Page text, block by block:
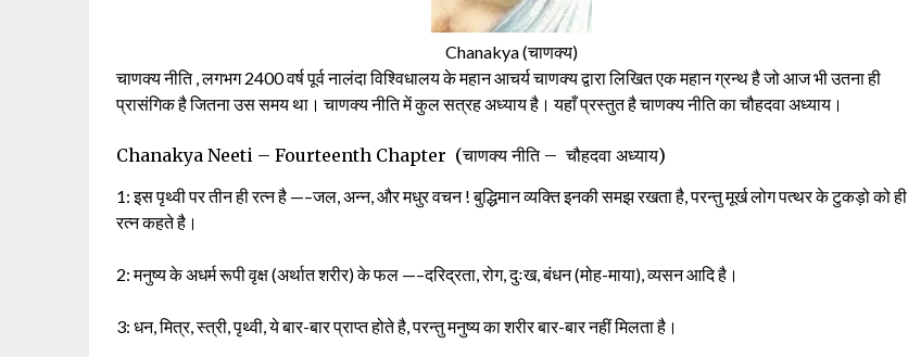
Chanakya (चाणक्य)
चाणक्य नीति , लगभग 2400 वर्ष पूर्व नालंदा विश्विधालय के महान आचर्य चाणक्य द्वारा लिखित एक महान ग्रन्थ है जो आज भी उतना ही
प्रासंगिक है जितना उस समय था। चाणक्य नीति में कुल सत्रह अध्याय है। यहाँ प्रस्तुत है चाणक्य नीति का चौहदवा अध्याय।
Chanakya Neeti – Fourteenth Chapter (चाणक्य नीति – चौहदवा अध्याय)
1: इस पृथ्वी पर तीन ही रत्न है —–जल, अन्न, और मधुर वचन ! बुद्धिमान व्यक्ति इनकी समझ रखता है, परन्तु मूर्ख लोग पत्थर के टुकड़ो को ही
रत्न कहते है।
2: मनुष्य के अधर्म रूपी वृक्ष (अर्थात शरीर) के फल —–दरिद्रता, रोग, दुःख, बंधन (मोह-माया), व्यसन आदि है।
3: धन, मित्र, स्त्री, पृथ्वी, ये बार-बार प्राप्त होते है, परन्तु मनुष्य का शरीर बार-बार नहीं मिलता है।